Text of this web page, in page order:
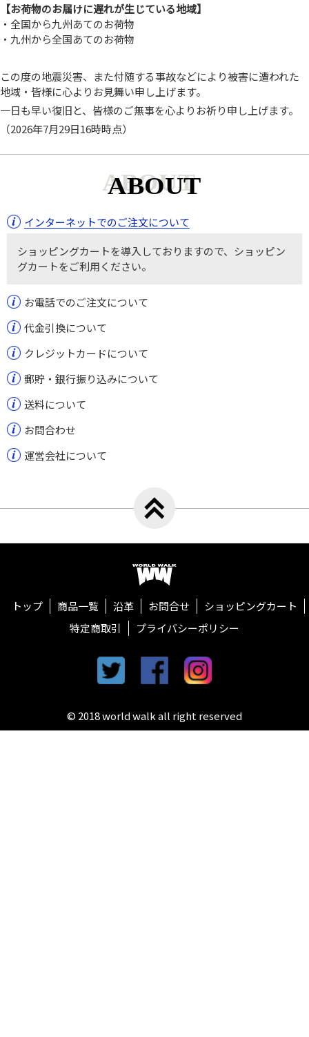
【お荷物のお届けに遅れが生じている地域】
・全国から九州あてのお荷物
・九州から全国あてのお荷物
この度の地震災害、また付随する事故などにより被害に遭われた
地域・皆様に心よりお見舞い申し上げます。
一日も早い復旧と、皆様のご無事を心よりお祈り申し上げます。
（2026年7月29日16時時点）
ABOUT
インターネットでのご注文について
ショッピングカートを導入しておりますので、ショッピン
グカートをご利用ください。
お電話でのご注文について
代金引換について
クレジットカードについて
郵貯・銀行振り込みについて
送料について
お問合わせ
運営会社について
トップ 商品一覧 沿革 お問合せ
ショッピングカート
特定商取引
プライバシーポリシー
twitter facebook
© 2018 world walk all right reserved